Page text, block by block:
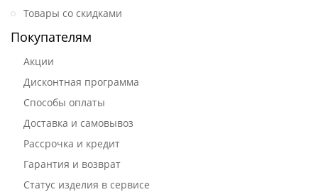
Товары со скидками
Покупателям
Акции
Дисконтная программа
Способы оплаты
Доставка и самовывоз
Рассрочка и кредит
Гарантия и возврат
Статус изделия в сервисе